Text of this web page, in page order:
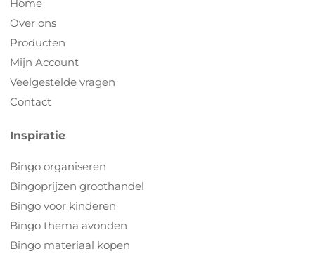
Home
Over ons
Producten
Mijn Account
Veelgestelde vragen
Contact
Inspiratie
Bingo organiseren
Bingoprijzen groothandel
Bingo voor kinderen
Bingo thema avonden
Bingo materiaal kopen